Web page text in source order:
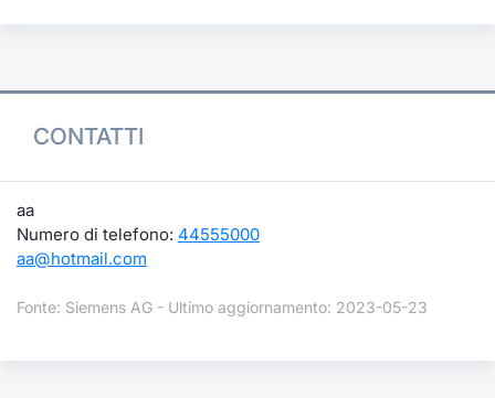
CONTATTI
aa
Numero di telefono: 44555000
aa@hotmail.com
Fonte: Siemens AG - Ultimo aggiornamento: 2023-05-23